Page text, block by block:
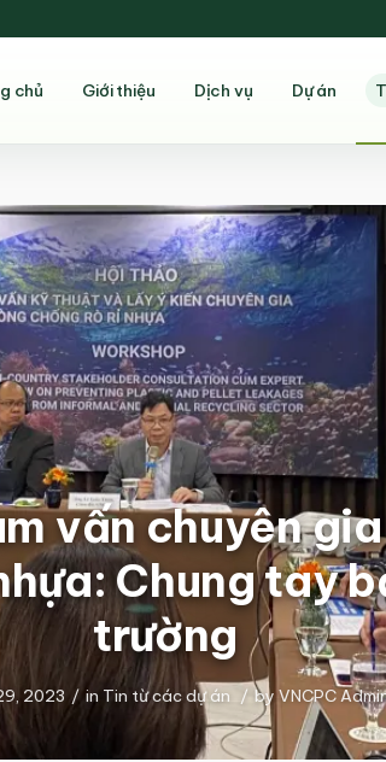
chủ Giới thiệu Dịch vụ Dự án
vấn chuyên
Chung tay
trường
2023 / in Tin từ các dự án / by VNCPC